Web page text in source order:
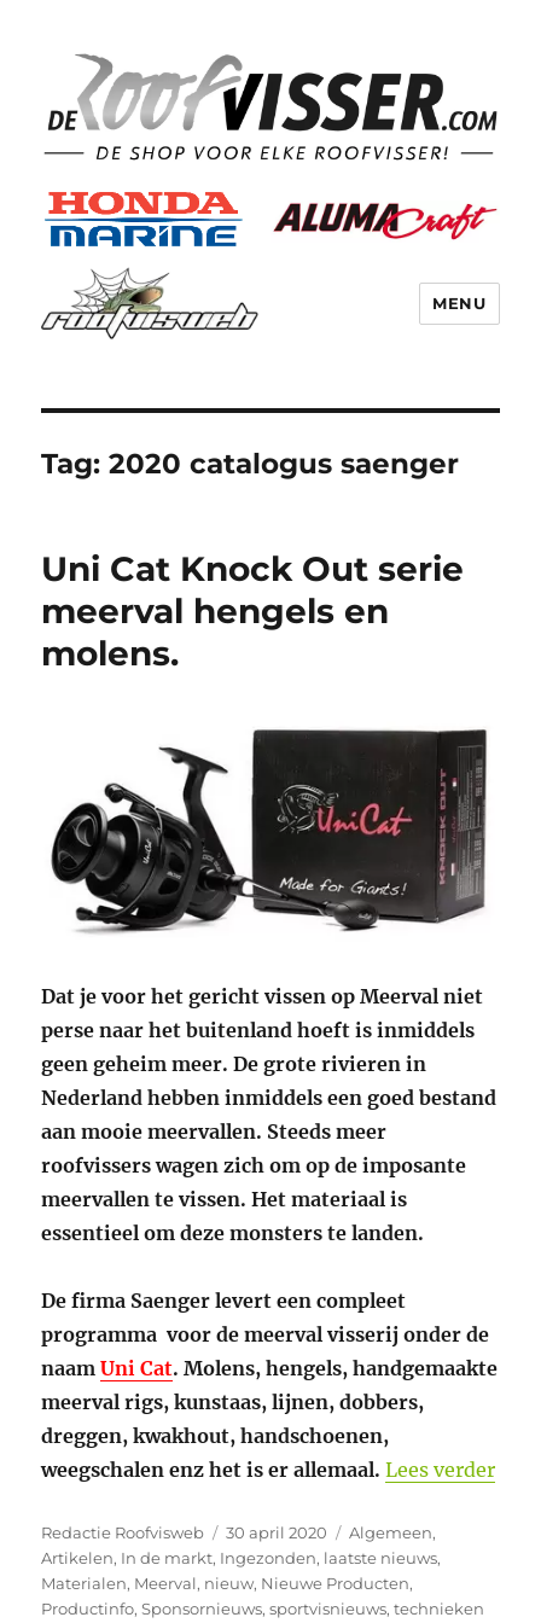
MENU
Tag:2020 catalogus saenger
Uni Cat Knock Out serie
meerval hengels en
molens.
Dat je voor het gericht vissen op Meerval niet
perse naar het buitenland hoeft is inmiddels
geen geheim meer. De grote rivieren in
Nederland hebben inmiddels een goed bestand
aan mooie meervallen. Steeds meer
roofvissers wagen zich om op de imposante
meervallen te vissen. Het materiaal is
essentieel om deze monsters te landen.
De firma Saenger levert een compleet
programma voor de meerval visserij onder de
naamUni Cat. Molens, hengels, handgemaakte
meerval rigs, kunstaas, lijnen, dobbers,
dreggen, kwakhout, handschoenen,
weegschalen enz het is er allemaal. Lees verder
Auteur
Redactie Roofvisweb
Geplaatst
op
30 april 2020 Categorieën
Algemeen,
Artikelen, In de markt, Ingezonden, laatste nieuws,
Materialen, Meerval, nieuw, Nieuwe Producten,
Productinfo,Sponsornieuws,sportvisnieuws,technieken